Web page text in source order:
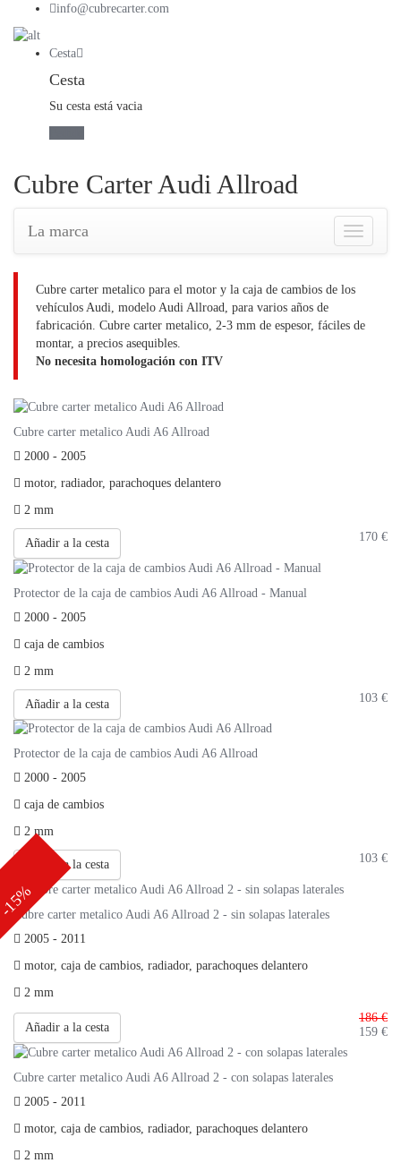
info@cubrecarter.com
Cesta
Cesta
Su cesta está vacia
Cubre Carter Audi Allroad
La
marca
vehículo
La marca
Cubre carter metalico para el motor y la caja de cambios de los
vehículos Audi, modelo Audi Allroad, para varios años de
fabricación. Cubre carter metalico, 2-3 mm de espesor, fáciles de
montar, a precios asequibles.
No necesita homologación con ITV
Cubre carter metalico Audi A6 Allroad
2000 - 2005
motor, radiador, parachoques delantero
2 mm
Añadir a la cesta 170 €
Protector de la caja de cambios Audi A6 Allroad - Manual
2000 - 2005
caja de cambios
2 mm
Añadir a la cesta 103 €
Protector de la caja de cambios Audi A6 Allroad
2000 - 2005
caja de cambios
2 mm
Añadir a la cesta 103 €
Cubre carter metalico Audi A6 Allroad 2 - sin solapas laterales
2005 - 2011
motor, caja de cambios, radiador, parachoques delantero
2 mm
Añadir a la cesta
186 €
159 €
Cubre carter metalico Audi A6 Allroad 2 - con solapas laterales
2005 - 2011
motor, caja de cambios, radiador, parachoques delantero
2 mm